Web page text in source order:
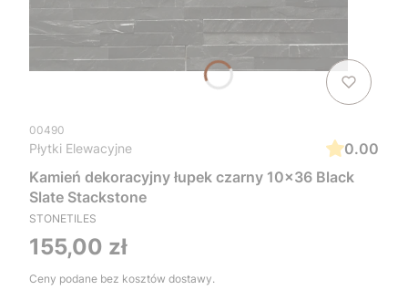
00490
Płytki Elewacyjne
0.00
Kamień dekoracyjny łupek czarny 10x36 Black
Slate Stackstone
STONETILES
Cena
155,00 zł
Ceny podane bez kosztów dostawy.